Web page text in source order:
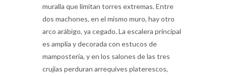
dos machones, en el mismo muro, hay otro
arco arábigo, ya cegado. La escalera principal
es amplia y decorada con estucos de
mampostería, y en los salones de las tres
crujías perduran arrequives platerescos,
vigas talladas, artesonados de estucos,